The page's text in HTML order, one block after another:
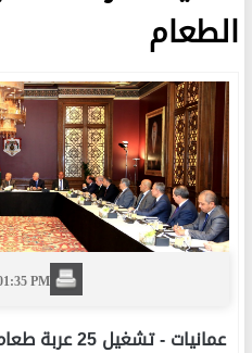
الطعام
PM
عمانيات -
تشغيل 25